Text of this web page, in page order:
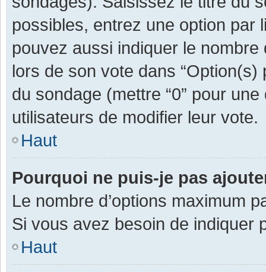
possibles, entrez une option par
pouvez aussi indiquer le
lors de son vote dans “Option(s)
du sondage (mettre “0” pour
utilisateurs de modifier leur vote.
Haut
Pourquoi ne puis-je pas
Le nombre d’options maximum
Si vous avez besoin de indiquer
Haut